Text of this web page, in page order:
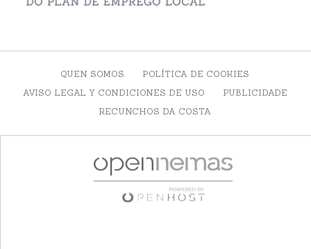
QUEN SOMOS
POLÍTICA DE COOKIES
AVISO LEGAL Y CONDICIONES DE USO
PUBLICIDADE
RECUNCHOS DA COSTA